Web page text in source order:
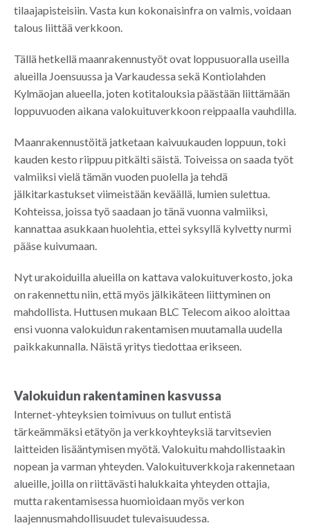
tilaajapisteisiin. Vasta kun kokonaisinfra on valmis, voidaan
talous liittää verkkoon.
Tällä hetkellä maanrakennustyöt ovat loppusuoralla useilla
alueilla Joensuussa ja Varkaudessa sekä Kontiolahden
Kylmäojan alueella, joten kotitalouksia päästään liittämään
loppuvuoden aikana valokuituverkkoon reippaalla vauhdilla.
Maanrakennustöitä jatketaan kaivuukauden loppuun, toki
kauden kesto riippuu pitkälti säistä. Toiveissa on saada työt
valmiiksi vielä tämän vuoden puolella ja tehdä
jälkitarkastukset viimeistään keväällä, lumien sulettua.
Kohteissa, joissa työ saadaan jo tänä vuonna valmiiksi,
kannattaa asukkaan huolehtia, ettei syksyllä kylvetty nurmi
pääse kuivumaan.
Nyt urakoiduilla alueilla on kattava valokuituverkosto, joka
on rakennettu niin, että myös jälkikäteen liittyminen on
mahdollista. Huttusen mukaan BLC Telecom aikoo aloittaa
ensi vuonna valokuidun rakentamisen muutamalla uudella
paikkakunnalla. Näistä yritys tiedottaa erikseen.
Valokuidun rakentaminen kasvussa
Internet-yhteyksien toimivuus on tullut entistä
tärkeämmäksi etätyön ja verkkoyhteyksiä tarvitsevien
laitteiden lisääntymisen myötä. Valokuitu mahdollistaakin
nopean ja varman yhteyden. Valokuituverkkoja rakennetaan
alueille, joilla on riittävästi halukkaita yhteyden ottajia,
mutta rakentamisessa huomioidaan myös verkon
laajennusmahdollisuudet tulevaisuudessa.